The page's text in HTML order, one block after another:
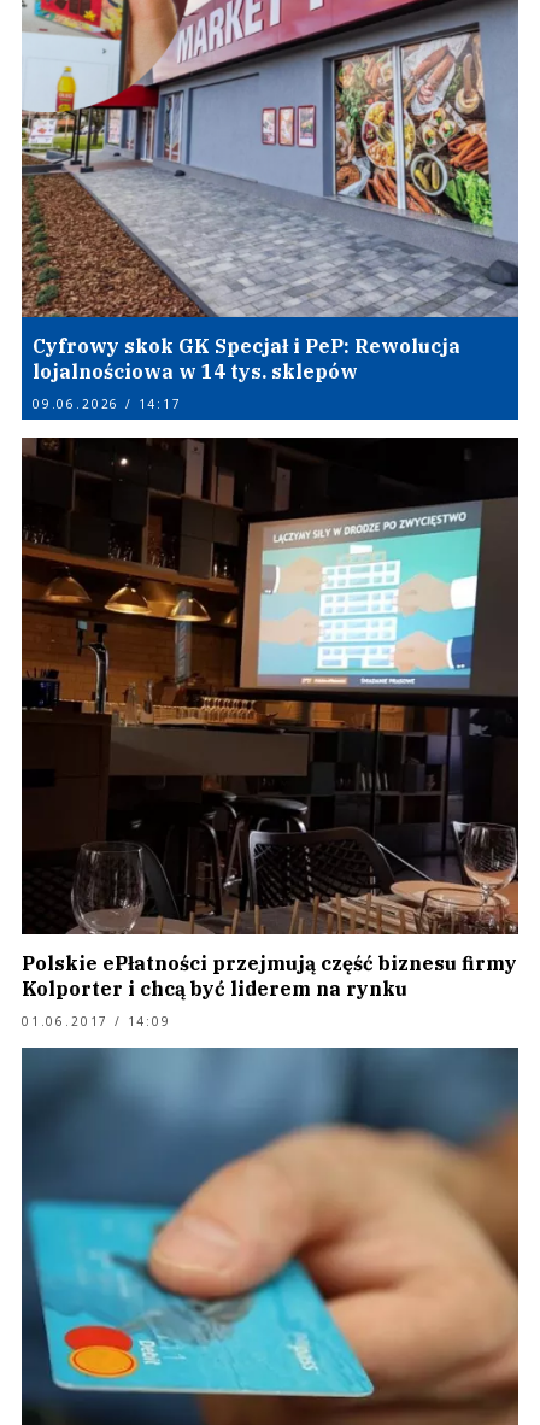
Cyfrowy skok GK Specjał i PeP: Rewolucja
lojalnościowa w 14 tys. sklepów
09.06.2026 / 14:17
Polskie ePłatności przejmują część biznesu firmy
Kolporter i chcą być liderem na rynku
01.06.2017 / 14:09